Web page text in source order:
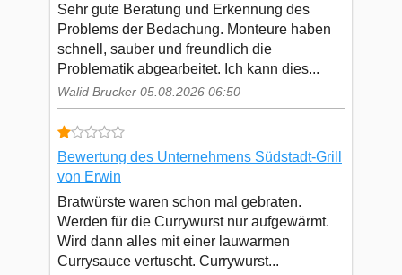
Sehr gute Beratung und Erkennung des
Problems der Bedachung. Monteure haben
schnell, sauber und freundlich die
Problematik abgearbeitet. Ich kann dies...
Walid Brucker 05.08.2026 06:50
Bewertung des Unternehmens Südstadt-Grill
von Erwin
Bratwürste waren schon mal gebraten.
Werden für die Currywurst nur aufgewärmt.
Wird dann alles mit einer lauwarmen
Currysauce vertuscht. Currywurst...